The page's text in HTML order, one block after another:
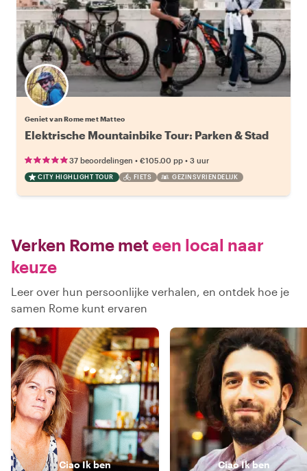
Geniet van Rome met Matteo
Elektrische Mountainbike Tour: Parken & Stad
37 beoordelingen • €105.00 pp • 3 uur
CITY HIGHLIGHT TOUR FIETS GEZINSVRIENDELIJK
Verken Rome meteen local naar
keuze
Leer over hun persoonlijke verhalen, en ontdek hoe je
samen Rome kunt ervaren
CiaoIk ben CiaoIk ben